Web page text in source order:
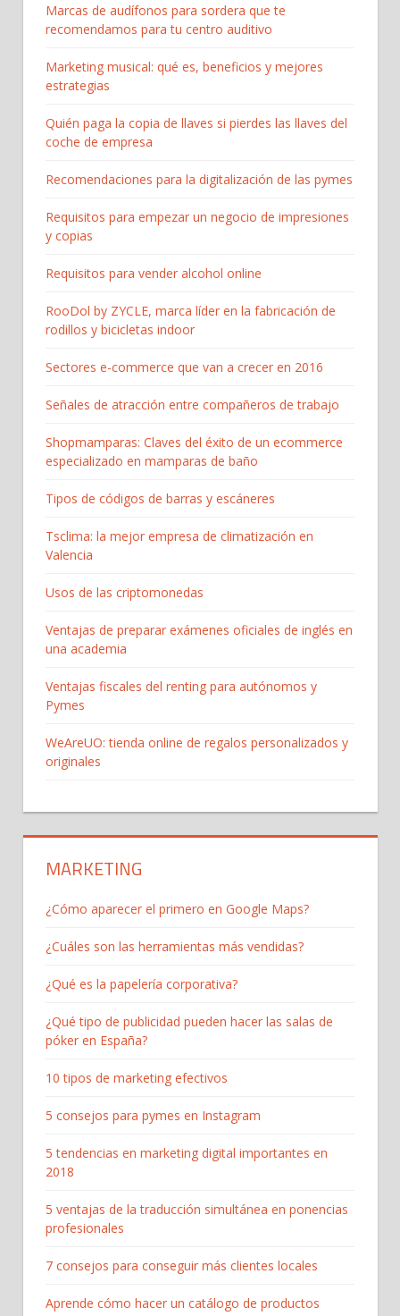
Marcas de audífonos para sordera que te
recomendamos para tu centro auditivo
Marketing musical: qué es, beneficios y mejores
estrategias
Quién paga la copia de llaves si pierdes las llaves del
coche de empresa
Recomendaciones para la digitalización de las pymes
Requisitos para empezar un negocio de impresiones
y copias
Requisitos para vender alcohol online
RooDol by ZYCLE, marca líder en la fabricación de
rodillos y bicicletas indoor
Sectores e-commerce que van a crecer en 2016
Señales de atracción entre compañeros de trabajo
Shopmamparas: Claves del éxito de un ecommerce
especializado en mamparas de baño
Tipos de códigos de barras y escáneres
Tsclima: la mejor empresa de climatización en
Valencia
Usos de las criptomonedas
Ventajas de preparar exámenes oficiales de inglés en
una academia
Ventajas fiscales del renting para autónomos y
Pymes
WeAreUO: tienda online de regalos personalizados y
originales
MARKETING
¿Cómo aparecer el primero en Google Maps?
¿Cuáles son las herramientas más vendidas?
¿Qué es la papelería corporativa?
¿Qué tipo de publicidad pueden hacer las salas de
póker en España?
10 tipos de marketing efectivos
5 consejos para pymes en Instagram
5 tendencias en marketing digital importantes en
2018
5 ventajas de la traducción simultánea en ponencias
profesionales
7 consejos para conseguir más clientes locales
Aprende cómo hacer un catálogo de productos